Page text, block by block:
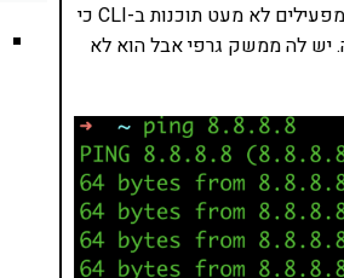
כמתכנתים, אנשי אבטחת מידע, מנהלי מסדי נתונים ובעצם כל תפקיד טכני – אנו מפעילים לא מעט תוכנות ב-CLI כי
יש לה ממשק גרפי אבל הוא לא